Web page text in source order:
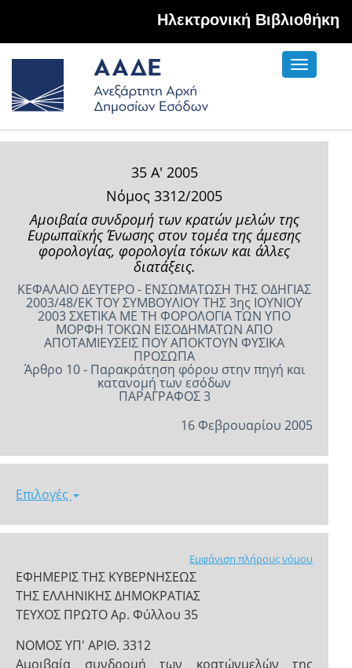
Hλεκτρονική Βιβλιοθήκη
Toggle
35 Α' 2005
Νόμος 3312/2005
Αμοιβαία συνδρομή των κρατών ­μελών της
Ευρωπαϊκής Ένωσης στον τομέα της άμεσης
φορολογίας, φορολο­γία τόκων και άλλες
διατάξεις.
ΚΕΦΑΛΑΙΟ ΔΕΥΤΕΡΟ - ΕΝΣΩΜΑΤΩΣΗ ΤΗΣ ΟΔΗΓΙΑΣ
2003/48/ΕΚ ΤΟΥ ΣΥΜΒΟΥΛΙΟΥ ΤΗΣ 3ης ΙΟΥΝΙΟΥ
2003 ΣΧΕΤΙΚΑ ΜΕ ΤΗ ΦΟΡΟΛΟΓΙΑ ΤΩΝ ΥΠΟ
ΜΟΡΦΗ ΤΟΚΩΝ ΕΙΣΟΔΗΜΑΤΩΝ ΑΠΟ
ΑΠΟΤΑΜΙΕΥΣΕΙΣ ΠΟΥ ΑΠΟΚΤΟΥΝ ΦΥΣΙΚΑ
ΠΡΟΣΩΠΑ
Άρθρο 10 - Παρακράτηση φόρου στην πηγή και
κατανομή των εσόδων
ΠΑΡΑΓΡΑΦΟΣ 3
16 Φεβρουαρίου 2005
Επιλογές
Εμφάνιση πλήρους νόμου
ΕΦΗΜΕΡΙΣ ΤΗΣ ΚΥΒΕΡΝΗΣΕΩΣ
ΤΗΣ ΕΛΛΗΝΙΚΗΣ ΔΗΜΟΚΡΑΤΙΑΣ
ΤΕΥΧΟΣ ΠΡΩΤΟ Αρ. Φύλλου 35
ΝΟΜΟΣ ΥΠ' ΑΡΙΘ. 3312
Αμοιβαία συνδρομή των κρατών­μελών της